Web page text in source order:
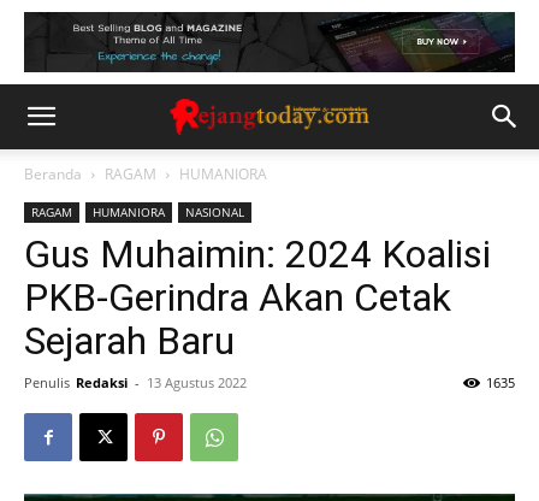
Beranda RAGAM HUMANIORA
RAGAM HUMANIORA NASIONAL
Gus Muhaimin: 2024 Koalisi
PKB-Gerindra Akan Cetak
Sejarah Baru
Penulis Redaksi - 13 Agustus 2022 1635